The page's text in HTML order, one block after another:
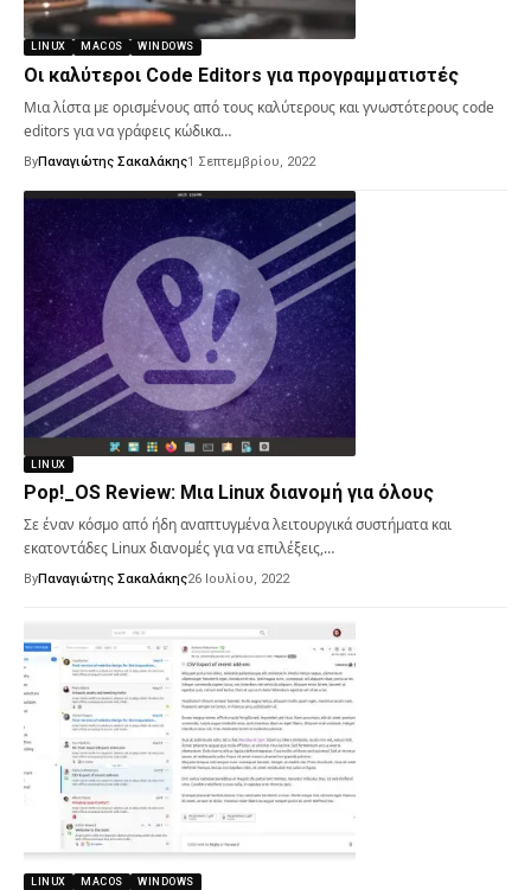
LINUX MACOS WINDOWS
Οι καλύτεροι Code Editors για προγραμματιστές
Μια λίστα με ορισμένους από τους καλύτερους και γνωστότερους code
editors για να γράφεις κώδικα…
ByΠαναγιώτης Σακαλάκης1 Σεπτεμβρίου, 2022
LINUX
Pop!_OS Review: Μια Linux διανομή για όλους
Σε έναν κόσμο από ήδη αναπτυγμένα λειτουργικά συστήματα και
εκατοντάδες Linux διανομές για να επιλέξεις,…
ByΠαναγιώτης Σακαλάκης26 Ιουλίου, 2022
LINUX MACOS WINDOWS